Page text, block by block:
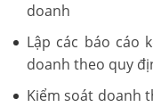
doanh
Lập các báo cáo
doanh theo quy
Kiểm soát doanh